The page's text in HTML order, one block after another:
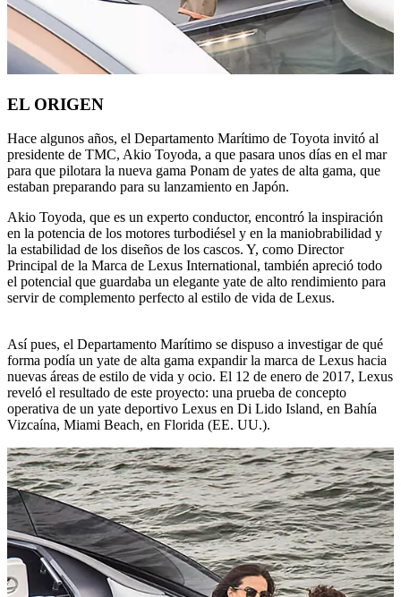
EL ORIGEN
Hace algunos años, el Departamento Marítimo de Toyota invitó al
presidente de TMC, Akio Toyoda, a que pasara unos días en el mar
para que pilotara la nueva gama Ponam de yates de alta gama, que
estaban preparando para su lanzamiento en Japón.
Akio Toyoda, que es un experto conductor, encontró la inspiración
en la potencia de los motores turbodiésel y en la maniobrabilidad y
la estabilidad de los diseños de los cascos. Y, como Director
Principal de la Marca de Lexus International, también apreció todo
el potencial que guardaba un elegante yate de alto rendimiento para
servir de complemento perfecto al estilo de vida de Lexus.
Así pues, el Departamento Marítimo se dispuso a investigar de qué
forma podía un yate de alta gama expandir la marca de Lexus hacia
nuevas áreas de estilo de vida y ocio. El 12 de enero de 2017, Lexus
reveló el resultado de este proyecto: una prueba de concepto
operativa de un yate deportivo Lexus en Di Lido Island, en Bahía
Vizcaína, Miami Beach, en Florida (EE. UU.).